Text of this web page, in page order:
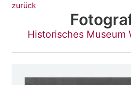
zurück
Historisches Museum